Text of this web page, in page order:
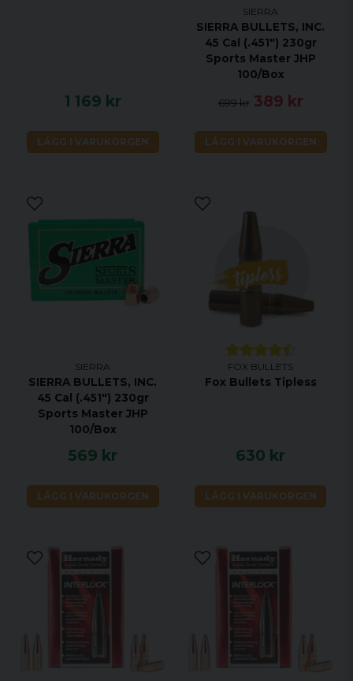
1 169 kr
LÄGG I VARUKORGEN
SIERRA
SIERRA BULLETS, INC.
45 Cal (.451") 230gr
Sports Master JHP
100/Box
699 kr 389 kr
LÄGG I VARUKORGEN
SIERRA
SIERRA BULLETS, INC.
45 Cal (.451") 230gr
Sports Master JHP
100/Box
569 kr
LÄGG I VARUKORGEN
FOX BULLETS
Fox Bullets Tipless
630 kr
LÄGG I VARUKORGEN